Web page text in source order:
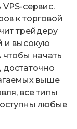
сервис.
к торговой
трейдеру
и высокую
чтобы начать
достаточно
выше
все типы
любые